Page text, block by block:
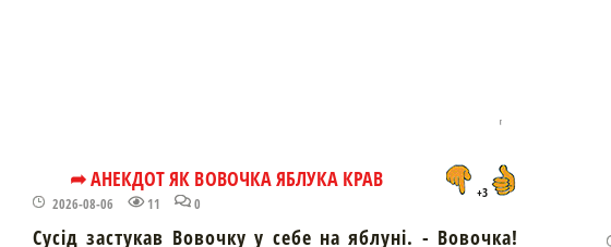
➦ АНЕКДОТ ЯК ВОВОЧКА ЯБЛУКА КРАВ
2026-08-06 11 0
+3
Сусід застукав Вовочку у себе на яблуні. - Вовочка!